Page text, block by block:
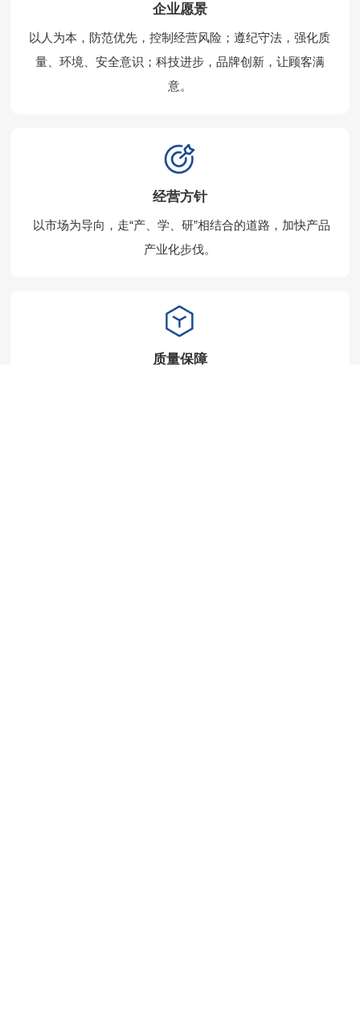
企业愿景
以人为本，防范优先，控制经营风险；遵纪守法，强化质
量、环境、安全意识；科技进步，品牌创新，让顾客满
意。
经营方针
以市场为导向，走“产、学、研”相结合的道路，加快产品
产业化步伐。
质量保障